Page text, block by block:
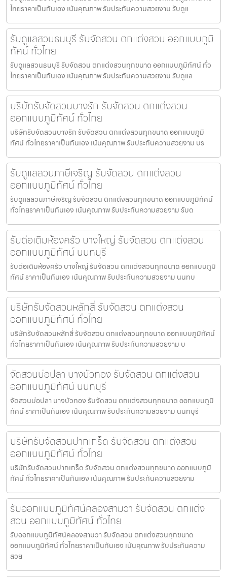
ไทยราคาเป็นกันเอง เน้นคุณภาพ รับประกันความสวยงาม รับดูแ
รับดูแลสวนธนบุรี รับจัดสวน ตกแต่งสวน ออกแบบภูมิ
ทัศน์ ทั่วไทย
รับดูแลสวนธนบุรี รับจัดสวน ตกแต่งสวนทุกขนาด ออกแบบภูมิทัศน์ ทั่ว
ไทยราคาเป็นกันเอง เน้นคุณภาพ รับประกันความสวยงาม รับดูแล
บริษัทรับจัดสวนบางรัก รับจัดสวน ตกแต่งสวน
ออกแบบภูมิทัศน์ ทั่วไทย
บริษัทรับจัดสวนบางรัก รับจัดสวน ตกแต่งสวนทุกขนาด ออกแบบภูมิ
ทัศน์ ทั่วไทยราคาเป็นกันเอง เน้นคุณภาพ รับประกันความสวยงาม บร
รับดูแลสวนภาษีเจริญ รับจัดสวน ตกแต่งสวน
ออกแบบภูมิทัศน์ ทั่วไทย
รับดูแลสวนภาษีเจริญ รับจัดสวน ตกแต่งสวนทุกขนาด ออกแบบภูมิทัศน์
ทั่วไทยราคาเป็นกันเอง เน้นคุณภาพ รับประกันความสวยงาม รับด
รับต่อเติมห้องครัว บางใหญ่ รับจัดสวน ตกแต่งสวน
ออกแบบภูมิทัศน์ นนทบุรี
รับต่อเติมห้องครัว บางใหญ่ รับจัดสวน ตกแต่งสวนทุกขนาด ออกแบบภูมิ
ทัศน์ ราคาเป็นกันเอง เน้นคุณภาพ รับประกันความสวยงาม นนทบ
บริษัทรับจัดสวนหลักสี่ รับจัดสวน ตกแต่งสวน
ออกแบบภูมิทัศน์ ทั่วไทย
บริษัทรับจัดสวนหลักสี่ รับจัดสวน ตกแต่งสวนทุกขนาด ออกแบบภูมิทัศน์
ทั่วไทยราคาเป็นกันเอง เน้นคุณภาพ รับประกันความสวยงาม บ
จัดสวนบ่อปลา บางบัวทอง รับจัดสวน ตกแต่งสวน
ออกแบบภูมิทัศน์ นนทบุรี
จัดสวนบ่อปลา บางบัวทอง รับจัดสวน ตกแต่งสวนทุกขนาด ออกแบบภูมิ
ทัศน์ ราคาเป็นกันเอง เน้นคุณภาพ รับประกันความสวยงาม นนทบุรี
บริษัทรับจัดสวนปากเกร็ด รับจัดสวน ตกแต่งสวน
ออกแบบภูมิทัศน์ ทั่วไทย
บริษัทรับจัดสวนปากเกร็ด รับจัดสวน ตกแต่งสวนทุกขนาด ออกแบบภูมิ
ทัศน์ ทั่วไทยราคาเป็นกันเอง เน้นคุณภาพ รับประกันความสวยงาม
รับออกแบบภูมิทัศน์คลองสามวา รับจัดสวน ตกแต่ง
สวน ออกแบบภูมิทัศน์ ทั่วไทย
รับออกแบบภูมิทัศน์คลองสามวา รับจัดสวน ตกแต่งสวนทุกขนาด
ออกแบบภูมิทัศน์ ทั่วไทยราคาเป็นกันเอง เน้นคุณภาพ รับประกันความ
สวย